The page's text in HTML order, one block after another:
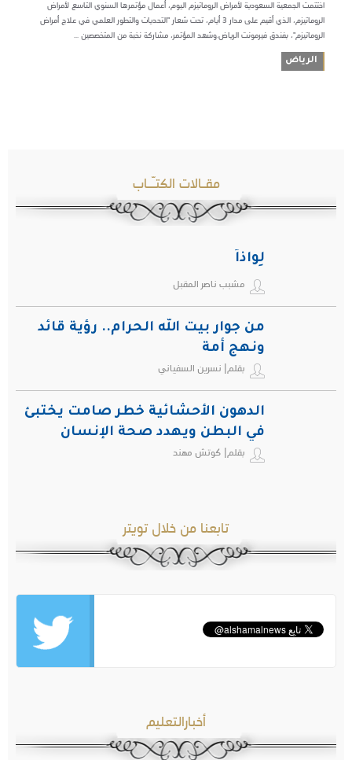
اختتمت الجمعية السعودية لأمراض الروماتيزم اليوم، أعمال مؤتمرها السنوي التاسع لأمراض
الروماتيزم، الذي أقيم على مدار ٣ أيام، تحت شعار "التحديات والتطور العلمي في علاج أمراض
الروماتيزم"، بفندق فيرمونت الرياض.وشهد المؤتمر، مشاركة نخبة من المتخصصين ...
الرياض
مقـالات الكتـّـاب
لِواذاً
مشبب ناصر المقبل
من جوار بيت الله الحرام.. رؤية قائد
ونهج أمة
بقلم| نسرين السفياني
الدهون الأحشائية خطر صامت يختبئ
في البطن ويهدد صحة الإنسان
بقلم| كوتش مهند
تابعنا من خلال تويتر
أخبارالتعليم